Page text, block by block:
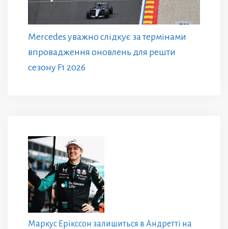
Mercedes уважно слідкує за термінами
впровадження оновлень для решти
сезону F1 2026
Маркус Ерікссон залишиться в Андретті на